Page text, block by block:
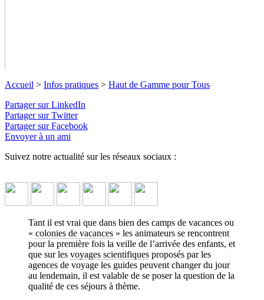
Des Séjours Haut de Gamme accessibles à toutes et tous
le descriptif détaillé plus bas ↓
Accueil > Infos pratiques > Haut de Gamme pour Tous
Partager sur LinkedIn
Partager sur Twitter
Partager sur Facebook
Envoyer à un ami
Suivez notre actualité sur les réseaux sociaux :
Tant il est vrai que dans bien des camps de vacances ou
« colonies de vacances » les animateurs se rencontrent
pour la première fois la veille de l’arrivée des enfants, et
que sur les voyages scientifiques proposés par les
agences de voyage les guides peuvent changer du jour
au lendemain, il est valable de se poser la question de la
qualité de ces séjours à thème.